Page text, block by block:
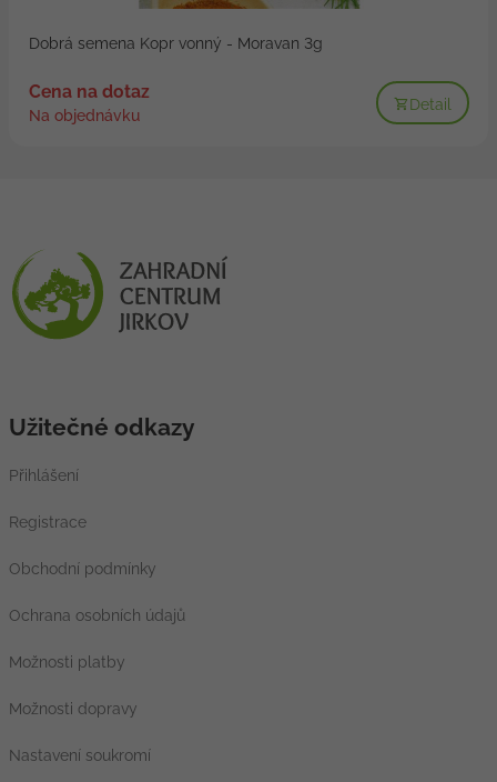
Dobrá semena Kopr vonný - Moravan 3g
Cena na dotaz
Na objednávku
Detail
Užitečné odkazy
Přihlášení
Registrace
Obchodní podmínky
Ochrana osobních údajů
Možnosti platby
Možnosti dopravy
Nastavení soukromí